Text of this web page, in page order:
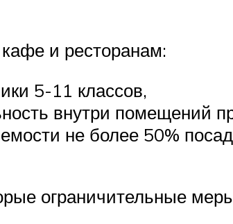
и ресторанам:
5-11 классов,
внутри помещений
не более 50%
ограничительные